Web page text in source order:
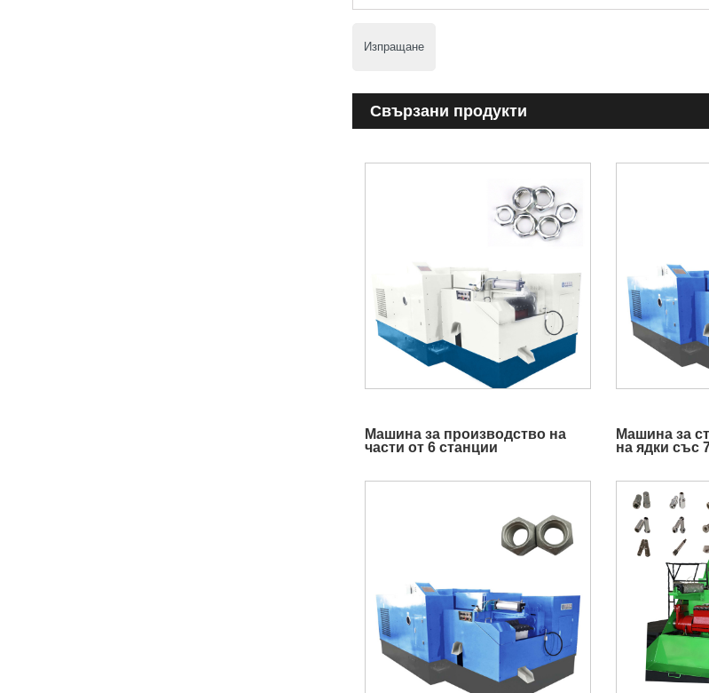
Изпращане
Свързани продукти
Машина за производство на
части от 6 станции
Машина за
на ядки със